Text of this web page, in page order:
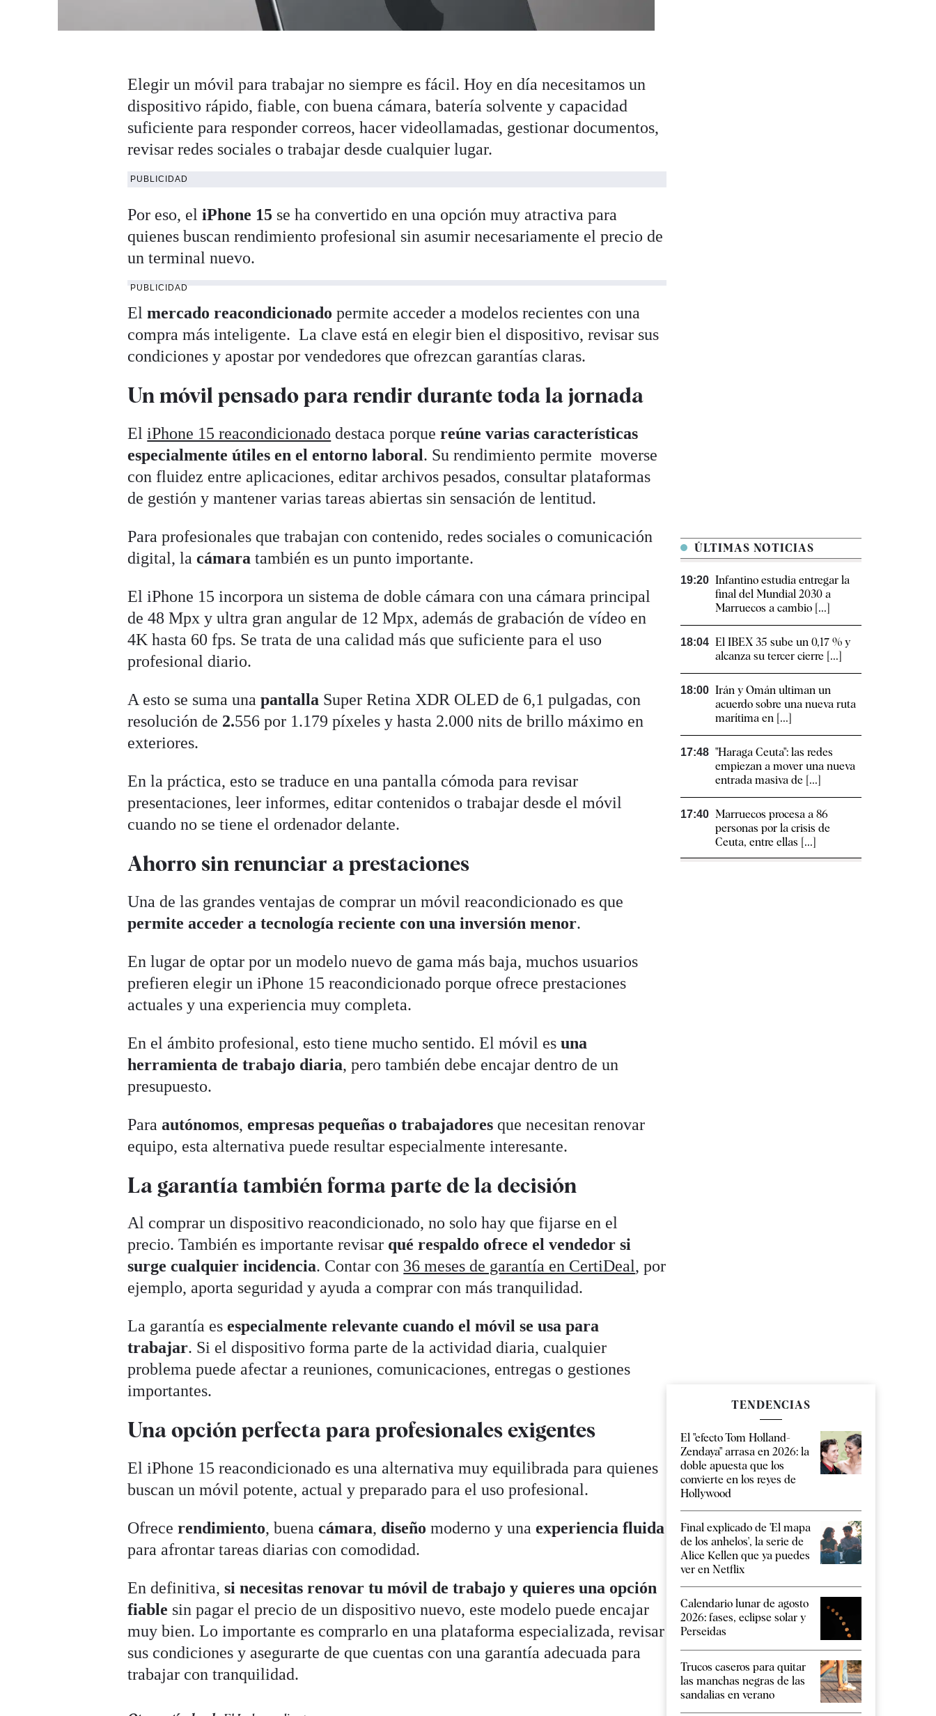
Elegir un móvil para trabajar no siempre es fácil. Hoy en día necesitamos un
dispositivo rápido, fiable, con buena cámara, batería solvente y capacidad
suficiente para responder correos, hacer videollamadas, gestionar documentos,
revisar redes sociales o trabajar desde cualquier lugar.
PUBLICIDAD
Por eso, eliPhone 15 se ha convertido en una opción muy atractiva para
quienes buscan rendimiento profesional sin asumir necesariamente el precio de
un terminal nuevo.
PUBLICIDAD
Elmercado reacondicionado permite acceder a modelos recientes con una
compra más inteligente. La clave está en elegir bien el dispositivo, revisar sus
condiciones y apostar por vendedores que ofrezcan garantías claras.
Un móvil pensado para rendir durante toda la jornada
El iPhone 15 reacondicionado destaca porquereúne varias características
especialmente útiles en el entorno laboral. Su rendimiento permite moverse
con fluidez entre aplicaciones, editar archivos pesados, consultar plataformas
de gestión y mantener varias tareas abiertas sin sensación de lentitud.
Para profesionales que trabajan con contenido, redes sociales o comunicación
digital, lacámara también es un punto importante.
El iPhone 15 incorpora un sistema de doble cámara con una cámara principal
de 48 Mpx y ultra gran angular de 12 Mpx, además de grabación de vídeo en
4K hasta 60 fps. Se trata de una calidad más que suficiente para el uso
profesional diario.
A esto se suma unapantalla Super Retina XDR OLED de 6,1 pulgadas, con
resolución de 2.556 por 1.179 píxeles y hasta 2.000 nits de brillo máximo en
exteriores.
En la práctica, esto se traduce en una pantalla cómoda para revisar
presentaciones, leer informes, editar contenidos o trabajar desde el móvil
cuando no se tiene el ordenador delante.
Ahorro sin renunciar a prestaciones
Una de las grandes ventajas de comprar un móvil reacondicionado es que
permite acceder a tecnología reciente con una inversión menor.
En lugar de optar por un modelo nuevo de gama más baja, muchos usuarios
prefieren elegir un iPhone 15 reacondicionado porque ofrece prestaciones
actuales y una experiencia muy completa.
En el ámbito profesional, esto tiene mucho sentido. El móvil esuna
herramienta de trabajo diaria, pero también debe encajar dentro de un
presupuesto.
Paraautónomos,empresas pequeñas o trabajadores que necesitan renovar
equipo, esta alternativa puede resultar especialmente interesante.
La garantía también forma parte de la decisión
Al comprar un dispositivo reacondicionado, no solo hay que fijarse en el
precio. También es importante revisar qué respaldo ofrece el vendedor si
surge cualquier incidencia. Contar con 36 meses de garantía en CertiDeal, por
ejemplo, aporta seguridad y ayuda a comprar con más tranquilidad.
La garantía esespecialmente relevante cuando el móvil se usa para
trabajar. Si el dispositivo forma parte de la actividad diaria, cualquier
problema puede afectar a reuniones, comunicaciones, entregas o gestiones
importantes.
Una opción perfecta para profesionales exigentes
El iPhone 15 reacondicionado es una alternativa muy equilibrada para quienes
buscan un móvil potente, actual y preparado para el uso profesional.
Ofrecerendimiento, buenacámara, diseño moderno y unaexperiencia fluida
para afrontar tareas diarias con comodidad.
En definitiva,si necesitas renovar tu móvil de trabajo y quieres una opción
fiable sin pagar el precio de un dispositivo nuevo, este modelo puede encajar
muy bien. Lo importante es comprarlo en una plataforma especializada, revisar
sus condiciones y asegurarte de que cuentas con una garantía adecuada para
trabajar con tranquilidad.
ÚLTIMAS NOTICIAS
19:20 Infantino estudia entregar la
final del Mundial 2030 a
Marruecos a cambio [...]
18:04 El IBEX 35 sube un 0,17 % y
alcanza su tercer cierre [...]
18:00 Irán y Omán ultiman un
acuerdo sobre una nueva ruta
marítima en [...]
17:48 "Haraga Ceuta": las redes
empiezan a mover una nueva
entrada masiva de [...]
17:40 Marruecos procesa a 86
personas por la crisis de
Ceuta, entre ellas [...]
TENDENCIAS
El "efecto Tom Holland-
Zendaya" arrasa en 2026: la
doble apuesta que los
convierte en los reyes de
Hollywood
Final explicado de 'El mapa
de los anhelos', la serie de
Alice Kellen que ya puedes
ver en Netflix
Calendario lunar de agosto
2026: fases, eclipse solar y
Perseidas
Trucos caseros para quitar
las manchas negras de las
sandalias en verano